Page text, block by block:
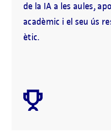
de la IA a les aules,
acadèmic i el seu ús
ètic.